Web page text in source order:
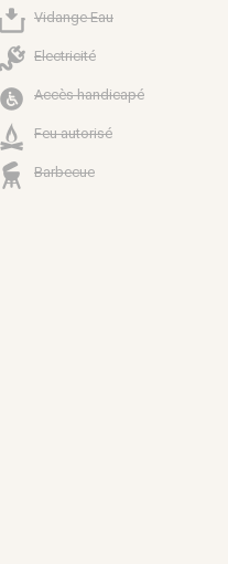
Vidange Eau
Electricité
Accès handicapé
Feu autorisé
Barbecue